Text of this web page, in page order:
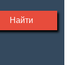
Найти